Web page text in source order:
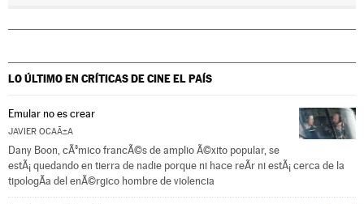
LO ÚLTIMO EN CRÍTICAS DE CINEEL PAÍS
Emular no es crear
JAVIER OCAÃ±A
Dany Boon, cÃ³mico francÃ©s de amplio Ã©xito popular, se
estÃ¡ quedando en tierra de nadie porque ni hace reÃ­r ni estÃ¡ cerca de la
tipologÃ­a del enÃ©rgico hombre de violencia